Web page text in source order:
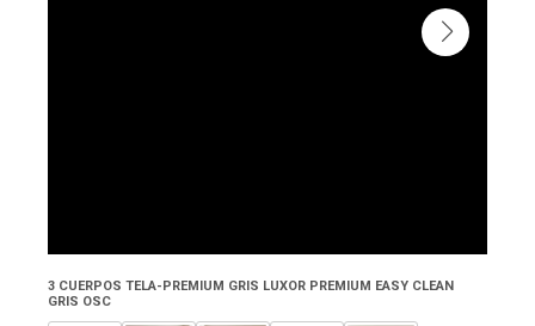
3 CUERPOS TELA-PREMIUM GRIS LUXOR PREMIUM EASY CLEAN
GRIS OSC